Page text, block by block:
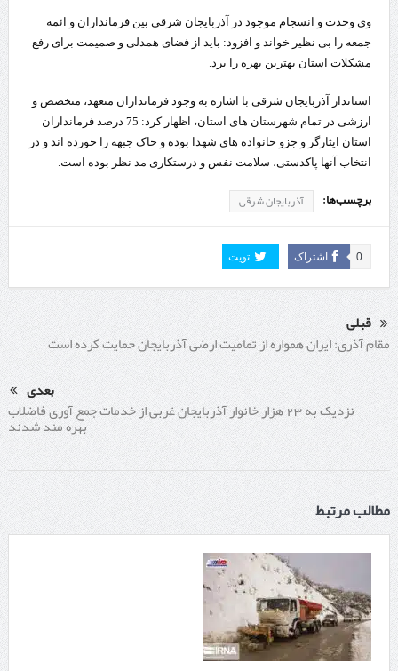
وی وحدت و انسجام موجود در آذربایجان شرقی بین فرمانداران و ائمه
جمعه را بی نظیر خواند و افزود: باید از فضای همدلی و صمیمت برای رفع
مشکلات استان بهترین بهره را برد.
استاندار آذربایجان شرقی با اشاره به وجود فرمانداران متعهد، متخصص و
ارزشی در تمام شهرستان های استان، اظهار کرد: 75 درصد فرمانداران
استان ایثارگر و جزو خانواده های شهدا بوده و خاک جبهه را خورده اند و در
انتخاب آنها پاکدستی، سلامت نفس و درستکاری مد نظر بوده است.
برچسب‌ها: آذربایجان شرقی
اشتراک 0 تویت
قبلی
مقام آذری: ایران همواره از تمامیت ارضی آذربایجان حمایت کرده است
بعدی
نزدیک به 23 هزار خانوار آذربایجان غربی از خدمات جمع آوری فاضلاب
بهره مند شدند
مطالب مرتبط